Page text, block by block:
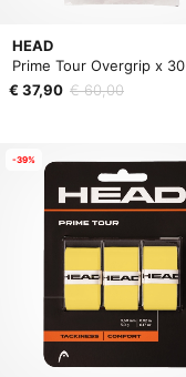
HEAD
Prime Tour Overgrip x 30
€ 37,90 € 60,00
-39%